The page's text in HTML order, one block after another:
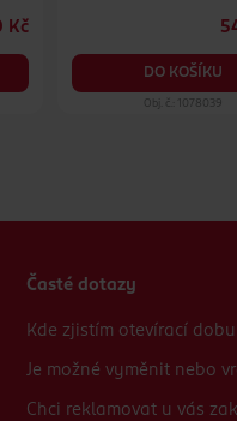
Kč
DO KOŠÍKU
Obj. č.: 1078039
Časté dotazy
Kde zjistím otevírací
Je možné vyměnit nebo
Chci reklamovat u vás